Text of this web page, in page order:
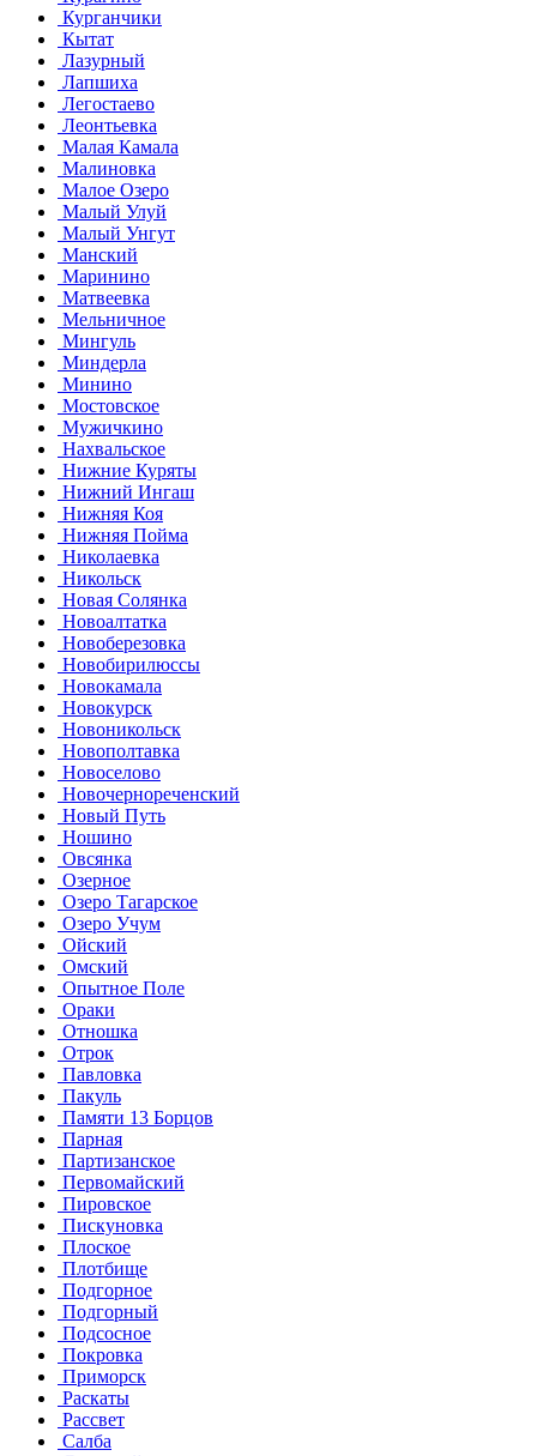
Курганчики
Кытат
Лазурный
Лапшиха
Легостаево
Леонтьевка
Малая Камала
Малиновка
Малое Озеро
Малый Улуй
Малый Унгут
Манский
Маринино
Матвеевка
Мельничное
Мингуль
Миндерла
Минино
Мостовское
Мужичкино
Нахвальское
Нижние Куряты
Нижний Ингаш
Нижняя Коя
Нижняя Пойма
Николаевка
Никольск
Новая Солянка
Новоалтатка
Новоберезовка
Новобирилюссы
Новокамала
Новокурск
Новоникольск
Новополтавка
Новоселово
Новочернореченский
Новый Путь
Ношино
Овсянка
Озерное
Озеро Тагарское
Озеро Учум
Ойский
Омский
Опытное Поле
Ораки
Отношка
Отрок
Павловка
Пакуль
Памяти 13 Борцов
Парная
Партизанское
Первомайский
Пировское
Пискуновка
Плоское
Плотбище
Подгорное
Подгорный
Подсосное
Покровка
Приморск
Раскаты
Рассвет
Салба